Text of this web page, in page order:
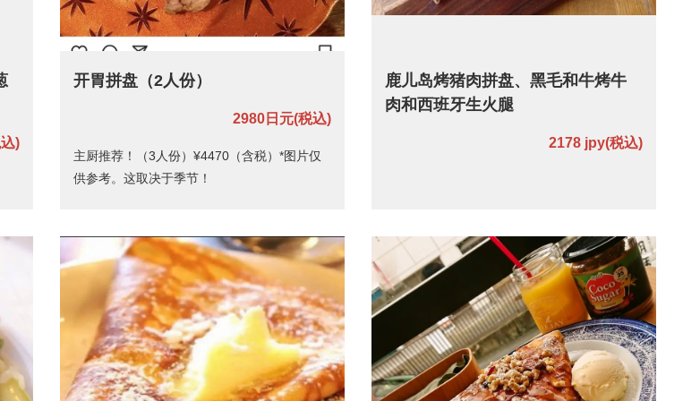
)
开胃拼盘（2人份）
2980日元(税込)
主厨推荐！（3人份）¥4470（含税）*图片仅
供参考。这取决于季节！
鹿儿岛烤猪肉拼盘、黑毛和牛烤牛
肉和西班牙生火腿
2178 jpy(税込)